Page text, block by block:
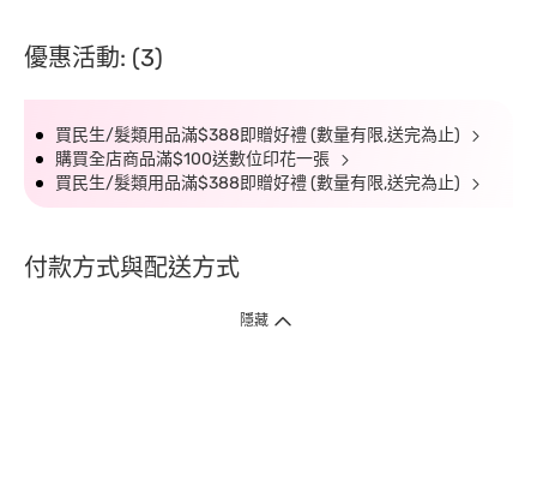
優惠活動: (3)
買民生/髮類用品滿$388即贈好禮 (數量有限,送完為止)
購買全店商品滿$100送數位印花一張
買民生/髮類用品滿$388即贈好禮 (數量有限,送完為止)
付款方式與配送方式
隱藏